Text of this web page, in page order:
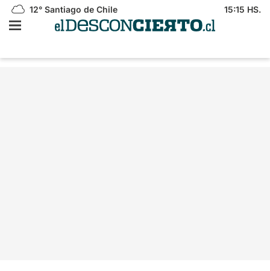
12° Santiago de Chile 15:15 HS.